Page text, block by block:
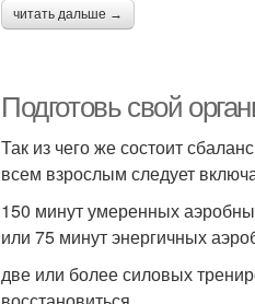
читать дальше →
Подготовь свой
Так из чего же состоит
всем взрослым следует
150 минут умеренных
или 75 минут энергичных
две или более силовых